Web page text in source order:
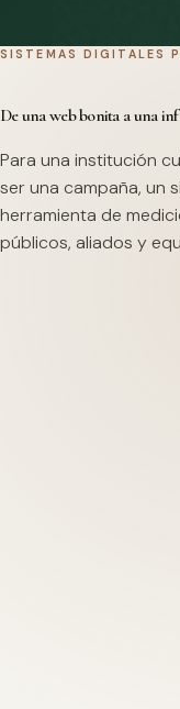
SISTEMAS DIGITALES
De una web bonita a una
Para una institución
ser una campaña, un
herramienta de
públicos, aliados y